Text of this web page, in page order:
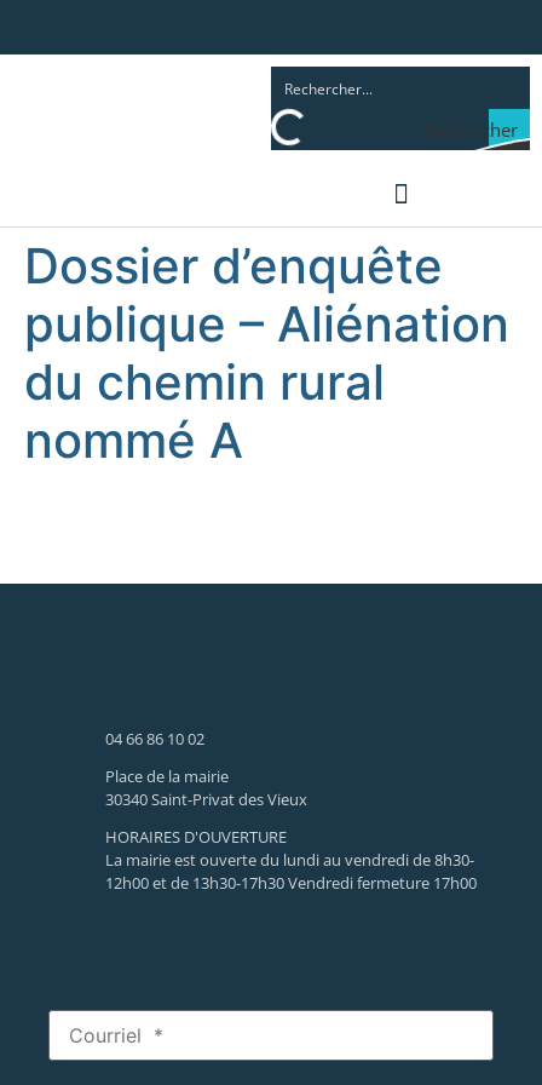
Rechercher
Dossier d’enquête
publique – Aliénation
du chemin rural
nommé A
04 66 86 10 02
Place de la mairie
30340 Saint-Privat des Vieux
HORAIRES D'OUVERTURE
La mairie est ouverte du lundi au vendredi de 8h30-
12h00 et de 13h30-17h30 Vendredi fermeture 17h00